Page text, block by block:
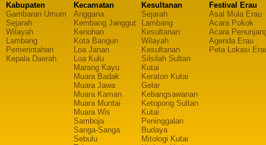
Kabupaten
Gambaran Umum
Sejarah
Wilayah
Lambang
Pemerintahan
Kepala Daerah
Kecamatan
Anggana
Kembang Janggut
Kenohan
Kota Bangun
Loa Janan
Loa Kulu
Marang Kayu
Muara Badak
Muara Jawa
Muara Kaman
Muara Muntai
Muara Wis
Samboja
Sanga-Sanga
Sebulu
Kesultanan
Sejarah
Lambang
Kesultanan
Wilayah
Kesultanan
Silsilah Sultan
Kutai
Keraton Kutai
Gelar
Kebangsawanan
Ketopong Sultan
Kutai
Peninggalan
Budaya
Mitologi Kutai
Festival Erau
Asal Mula Erau
Acara Pokok
Acara
Agenda Erau
Peta Lokasi